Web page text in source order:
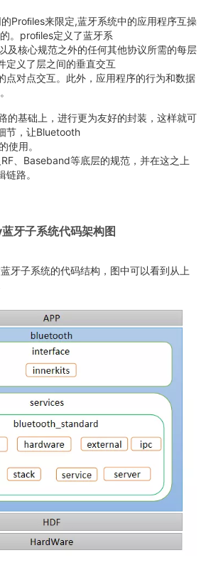
Proﬁles来限定,蓝牙系统中的应用程序互操
。proﬁles定义了蓝牙系
及核心规范之外的任何其他协议所需的每层
定义了层之间的垂直交互
点对点交互。此外，应用程序的行为和数据
的基础上，进行更为友好的封装，这样就可
节，让Bluetooth
使用。
、Baseband等底层的规范，并在这之上
路。
牙子系统代码架构图
牙子系统的代码结构，图中可以看到从上